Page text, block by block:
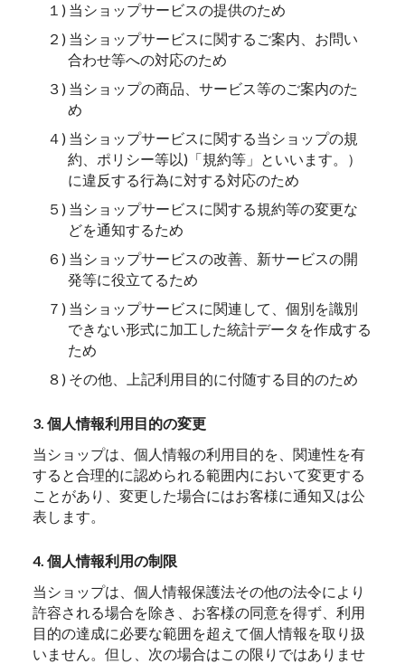
１) 当ショップサービスの提供のため
２) 当ショップサービスに関するご案内、お問い
合わせ等への対応のため
３) 当ショップの商品、サービス等のご案内のた
め
４) 当ショップサービスに関する当ショップの規
約、ポリシー等以)「規約等」といいます。）
に違反する行為に対する対応のため
５) 当ショップサービスに関する規約等の変更な
どを通知するため
６) 当ショップサービスの改善、新サービスの開
発等に役立てるため
７) 当ショップサービスに関連して、個別を識別
できない形式に加工した統計データを作成する
ため
８) その他、上記利用目的に付随する目的のため
3. 個人情報利用目的の変更
当ショップは、個人情報の利用目的を、関連性を有
すると合理的に認められる範囲内において変更する
ことがあり、変更した場合にはお客様に通知又は公
表します。
4. 個人情報利用の制限
当ショップは、個人情報保護法その他の法令により
許容される場合を除き、お客様の同意を得ず、利用
目的の達成に必要な範囲を超えて個人情報を取り扱
いません。但し、次の場合はこの限りではありませ